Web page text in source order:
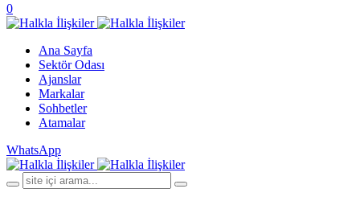
0
Ana Sayfa
Sektör Odası
Ajanslar
Markalar
Sohbetler
Atamalar
WhatsApp